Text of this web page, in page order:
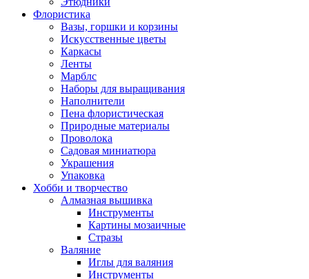
Флористика
Вазы, горшки и корзины
Искусственные цветы
Каркасы
Ленты
Марблс
Наборы для выращивания
Наполнители
Пена флористическая
Природные материалы
Проволока
Садовая миниатюра
Украшения
Упаковка
Хобби и творчество
Алмазная вышивка
Инструменты
Картины мозаичные
Стразы
Валяние
Иглы для валяния
Инструменты